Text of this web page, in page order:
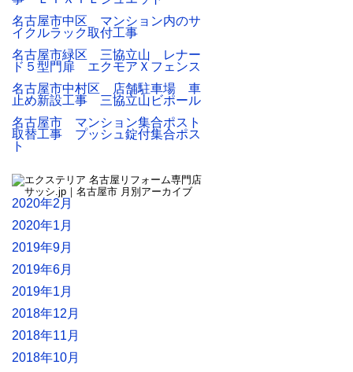
名古屋市中区 マンション内のサ
イクルラック取付工事
名古屋市緑区 三協立山 レナー
ド５型門扉 エクモアＸフェンス
名古屋市中村区 店舗駐車場 車
止め新設工事 三協立山ビポール
名古屋市 マンション集合ポスト
取替工事 プッシュ錠付集合ポス
ト
2020年2月
2020年1月
2019年9月
2019年6月
2019年1月
2018年12月
2018年11月
2018年10月